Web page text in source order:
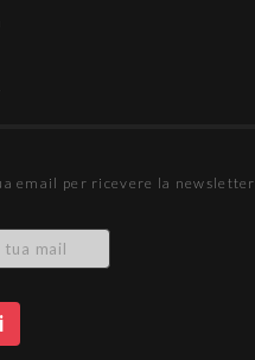
email per ricevere la newsletter